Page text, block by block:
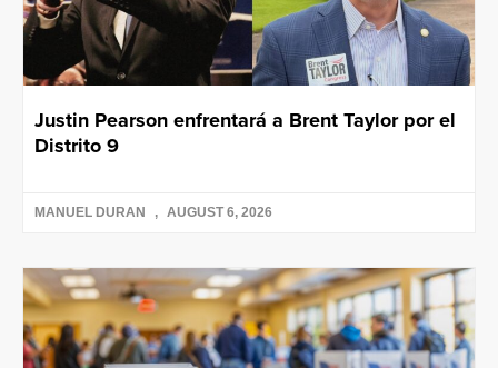
Justin Pearson enfrentará a Brent Taylor por el
Distrito 9
MANUEL DURAN AUGUST 6, 2026